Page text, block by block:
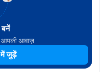
बनें
आपकी आवाज़
जुड़ें